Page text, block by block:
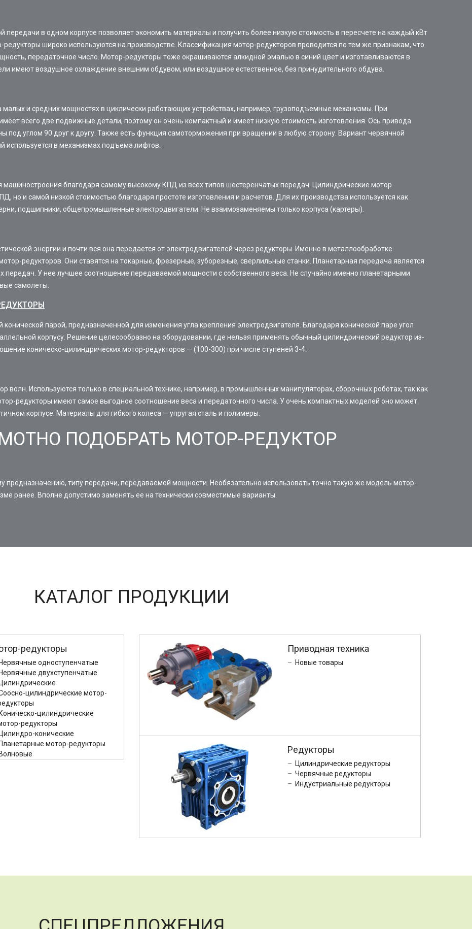
передачи в одном корпусе позволяет экономить материалы и получить более низкую стоимость в пересчете на каждый кВт
широко используются на производстве. Классификация мотор-редукторов проводится по тем же признакам, что
передаточное число. Мотор-редукторы тоже окрашиваются алкидной эмалью в синий цвет и изготавливаются в
имеют воздушное охлаждение внешним обдувом, или воздушное естественное, без принудительного обдува.
малых и средних мощностях в циклически работающих устройствах, например, грузоподъемные механизмы. При
всего две подвижные детали, поэтому он очень компактный и имеет низкую стоимость изготовления. Ось привода
под углом 90 друг к другу. Также есть функция самоторможения при вращении в любую сторону. Вариант червячной
в механизмах подъема лифтов.
благодаря самому высокому КПД из всех типов шестеренчатых передач. Цилиндрические мотор
и самой низкой стоимостью благодаря простоте изготовления и расчетов. Для их производства используется как
подшипники, общепромышленные электродвигатели. Не взаимозаменяемы только корпуса (картеры).
энергии и почти вся она передается от электродвигателей через редукторы. Именно в металлообработке
редукторов. Они ставятся на токарные, фрезерные, зуборезные, сверлильные станки. Планетарная передача является
У нее лучшее соотношение передаваемой мощности с собственного веса. Не случайно именно планетарными
самолеты.
парой, предназначенной для изменения угла крепления электродвигателя. Благодаря конической паре угол
корпусу. Решение целесообразно на оборудовании, где нельзя применять обычный цилиндрический редуктор из-
коническо-цилиндрических мотор-редукторов — (100-300) при числе ступеней 3-4.
волн. Используются только в специальной технике, например, в промышленных манипуляторах, сборочных роботах, так как
редукторы имеют самое выгодное соотношение веса и передаточного числа. У очень компактных моделей оно может
корпусе. Материалы для гибкого колеса — упругая сталь и полимеры.
ПОДОБРАТЬ МОТОР-РЕДУКТОР
предназначению, типу передачи, передаваемой мощности. Необязательно использовать точно такую же модель мотор-
ранее. Вполне допустимо заменять ее на технически совместимые варианты.
КАТАЛОГ ПРОДУКЦИИ
редукторы
одноступенчатые
двухступенчатые
Цилиндрические
цилиндрические мотор-
Коническо-цилиндрические
редукторы
Цилиндро-конические
Планетарные мотор-редукторы
Волновые
Приводная техника
Новые товары
Редукторы
Цилиндрические редукторы
Червячные редукторы
Индустриальные редукторы